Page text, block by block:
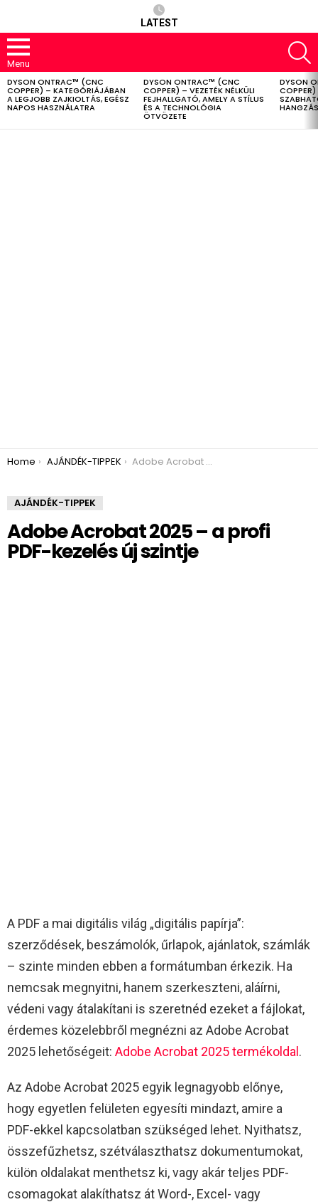
LATEST
Menu
LATEST
STORIES
DYSON ONTRAC™ (CNC
COPPER) – KATEGÓRIÁJÁBAN
A LEGJOBB ZAJKIOLTÁS, EGÉSZ
NAPOS HASZNÁLATRA
DYSON ONTRAC™ (CNC
COPPER) – VEZETÉK NÉLKÜLI
FEJHALLGATÓ, AMELY A STÍLUS
ÉS A TECHNOLÓGIA
ÖTVÖZETE
DYSON
COPPER)
You are here:
Home AJÁNDÉK-TIPPEK Adobe Acrobat 2025 – a profi PDF-kezelés új szintje
AJÁNDÉK-TIPPEK
Adobe Acrobat 2025 – a profi
PDF-kezelés új szintje
A PDF a mai digitális világ „digitális papírja”:
szerződések, beszámolók, űrlapok, ajánlatok, számlák
– szinte minden ebben a formátumban érkezik. Ha
nemcsak megnyitni, hanem szerkeszteni, aláírni,
védeni vagy átalakítani is szeretnéd ezeket a fájlokat,
érdemes közelebbről megnézni az Adobe Acrobat
2025 lehetőségeit: Adobe Acrobat 2025 termékoldal.​
Az Adobe Acrobat 2025 egyik legnagyobb előnye,
hogy egyetlen felületen egyesíti mindazt, amire a
PDF-ekkel kapcsolatban szükséged lehet. Nyithatsz,
összefűzhetsz, szétválaszthatsz dokumentumokat,
külön oldalakat menthetsz ki, vagy akár teljes PDF-
csomagokat alakíthatsz át Word-, Excel- vagy